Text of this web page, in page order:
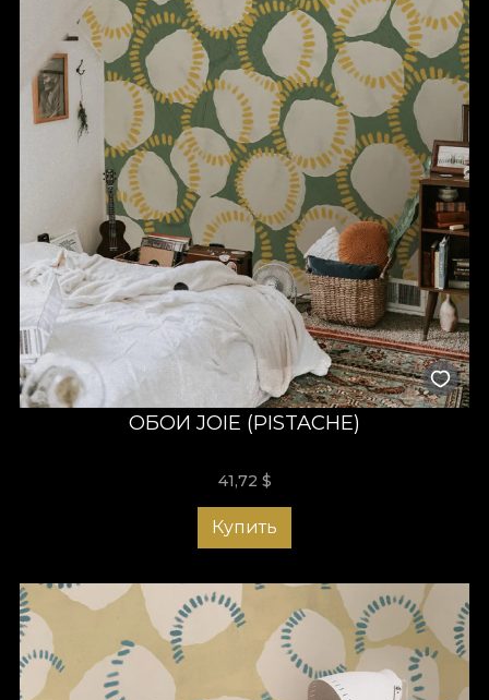
ОБОИ JOIE (PISTACHE)
41,72 $
Купить